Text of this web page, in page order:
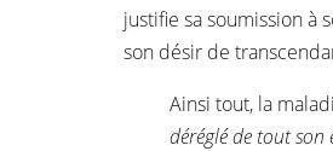
justifie sa soumission à
son désir de
Ainsi tout, la
déréglé de tout son